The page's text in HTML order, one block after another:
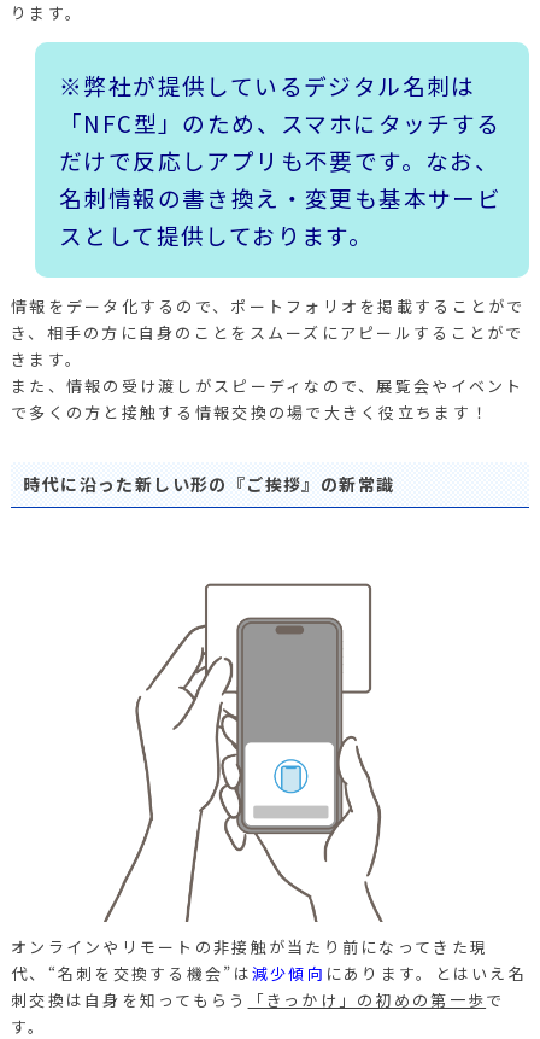
ります。
※弊社が提供しているデジタル名刺は
「NFC型」のため、スマホにタッチする
だけで反応しアプリも不要です。なお、
名刺情報の書き換え・変更も基本サービ
スとして提供しております。
情報をデータ化するので、ポートフォリオを掲載することがで
き、相手の方に自身のことをスムーズにアピールすることがで
きます。
また、情報の受け渡しがスピーディなので、展覧会やイベント
で多くの方と接触する情報交換の場で大きく役立ちます！
時代に沿った新しい形の『ご挨拶』の新常識
オンラインやリモートの非接触が当たり前になってきた現
代、“名刺を交換する機会”は減少傾向 にあります。とはいえ名
刺交換は自身を知ってもらう
「きっかけ」の初めの第一歩で
す。